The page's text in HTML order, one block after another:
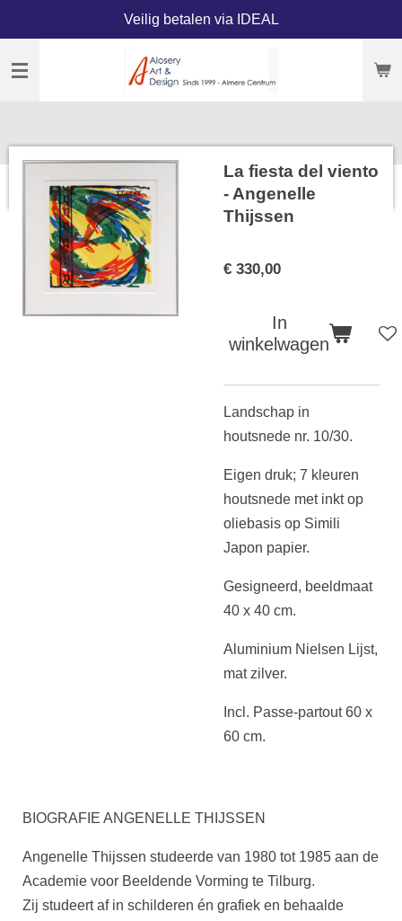
naar
Veilig betalen via IDEAL
La fiesta del viento
- Angenelle
Thijssen
€ 330,00
In
winkelwagen
Landschap in
houtsnede nr. 10/30.
Eigen druk; 7 kleuren
houtsnede met inkt op
oliebasis op Simili
Japon papier.
Gesigneerd, beeldmaat
40 x 40 cm.
Aluminium Nielsen Lijst,
mat zilver.
Incl. Passe-partout 60 x
60 cm.
BIOGRAFIE ANGENELLE THIJSSEN
Angenelle Thijssen studeerde van 1980 tot 1985 aan de
Academie voor Beeldende Vorming te Tilburg.
Zij studeert af in schilderen én grafiek en behaalde